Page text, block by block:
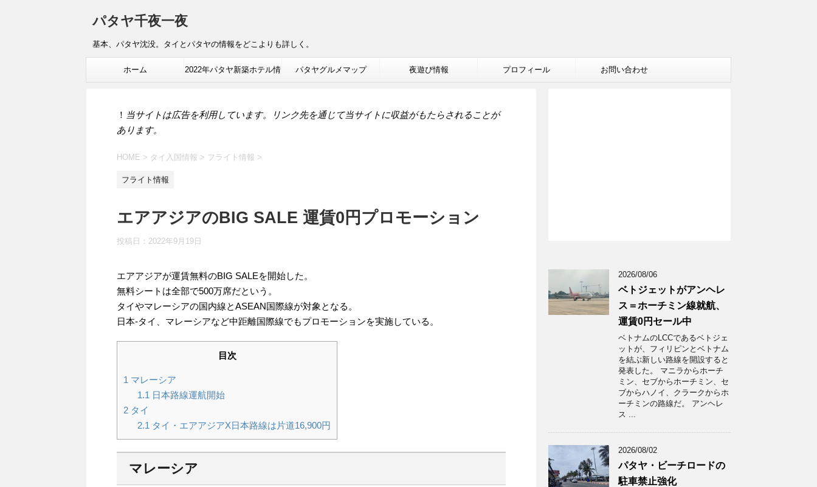
パタヤ千夜一夜
基本、パタヤ沈没。タイとパタヤの情報をどこよりも詳しく。
ホーム 2022年パタヤ新築ホテル情 パタヤグルメマップ 夜遊び情報 プロフィール お問い合わせ
！ 当サイトは広告を利用しています。リンク先を通じて当サイトに収益がもたらされることが
あります。
HOME > タイ入国情報 > フライト情報 >
フライト情報
エアアジアのBIG SALE 運賃0円プロモーション
投稿日： 2022年9月19日
エアアジアが運賃無料のBIG SALEを開始した。
無料シートは全部で500万席だという。
タイやマレーシアの国内線とASEAN国際線が対象となる。
日本-タイ、マレーシアなど中距離国際線でもプロモーションを実施している。
目次
1 マレーシア
1.1 日本路線運航開始
2 タイ
2.1 タイ・エアアジアX日本路線は片道16,900円
マレーシア
2026/08/06
ベトジェットがアンヘレ
ス＝ホーチミン線就航、
運賃0円セール中
ベトナムのLCCであるベトジェ
ットが、フィリピンとベトナム
を結ぶ新しい路線を開設すると
発表した。 マニラからホーチ
ミン、セブからホーチミン、セ
ブからハノイ、クラークからホ
ーチミンの路線だ。 アンヘレ
ス ...
2026/08/02
パタヤ・ビーチロードの
駐車禁止強化